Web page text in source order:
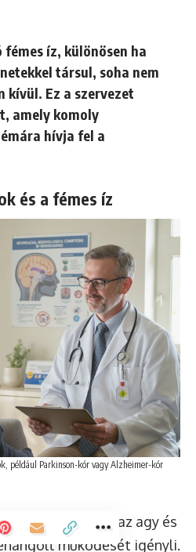
íz, különösen ha
társul, soha nem
kívül. Ez a szervezet
amely komoly
hívja fel a
és a fémes íz
például Parkinson-kór vagy Alzheimer-kór
folyamat, amely az agy és
működését igényli.